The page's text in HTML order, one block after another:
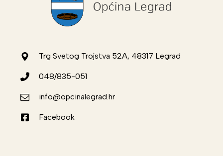
Trg Svetog Trojstva 52A, 48317 Legrad
048/835-051
info@opcinalegrad.hr
Facebook